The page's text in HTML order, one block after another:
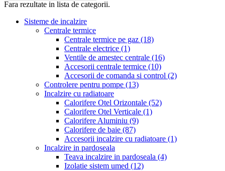
Fara rezultate in lista de categorii.
Sisteme de incalzire
Centrale termice
Centrale termice pe gaz (18)
Centrale electrice (1)
Ventile de amestec centrale (16)
Accesorii centrale termice (10)
Accesorii de comanda si control (2)
Controlere pentru pompe (13)
Incalzire cu radiatoare
Calorifere Otel Orizontale (52)
Calorifere Otel Verticale (1)
Calorifere Aluminiu (9)
Calorifere de baie (87)
Accesorii incalzire cu radiatoare (1)
Incalzire in pardoseala
Teava incalzire in pardoseala (4)
Izolatie sistem umed (12)